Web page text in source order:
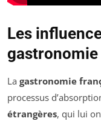
Les
La gastronomie
processus
étrangères, qui lui